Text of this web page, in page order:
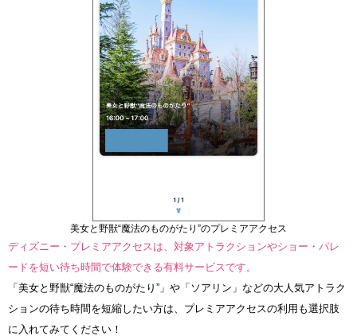
美女と野獣“魔法のものがたり”のプレミアアクセス
ディズニー・プレミアアクセスは、対象アトラクションやショー・パレ
ードを短い待ち時間で体験できる有料サービスです。
「美女と野獣“魔法のものがたり”」や「ソアリン」などの大人気アトラク
ションの待ち時間を短縮したい方は、プレミアアクセスの利用も選択肢
に入れてみてください！